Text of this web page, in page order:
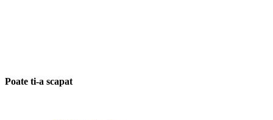
Poate ti-a scapat